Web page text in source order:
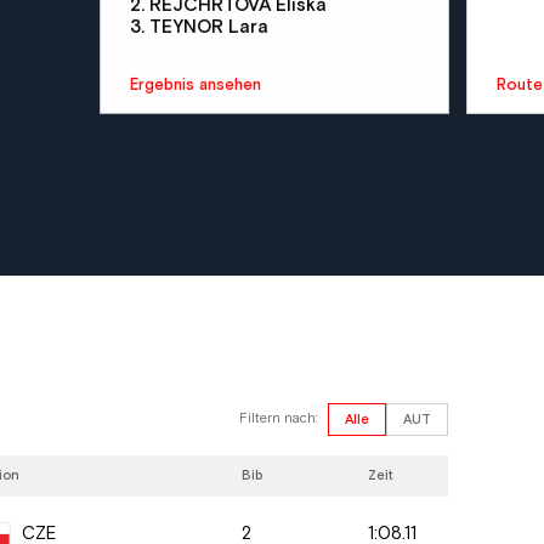
2. REJCHRTOVA Eliska
3. TEYNOR Lara
Ergebnis ansehen
Filtern nach: Alle AUT
Bib Zeit
CZE 2 1:08.11